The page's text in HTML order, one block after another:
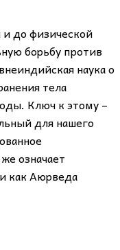
до физической
борьбу против
наука о
тела
Ключ к этому –
для нашего
означает
как Аюрведа